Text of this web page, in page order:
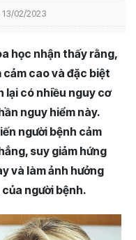
13/02/2023
học nhận thấy rằng,
cảm cao và đặc biệt
lại có nhiều nguy cơ
nguy hiểm này.
người bệnh cảm
suy giảm hứng
và làm ảnh hưởng
người bệnh.